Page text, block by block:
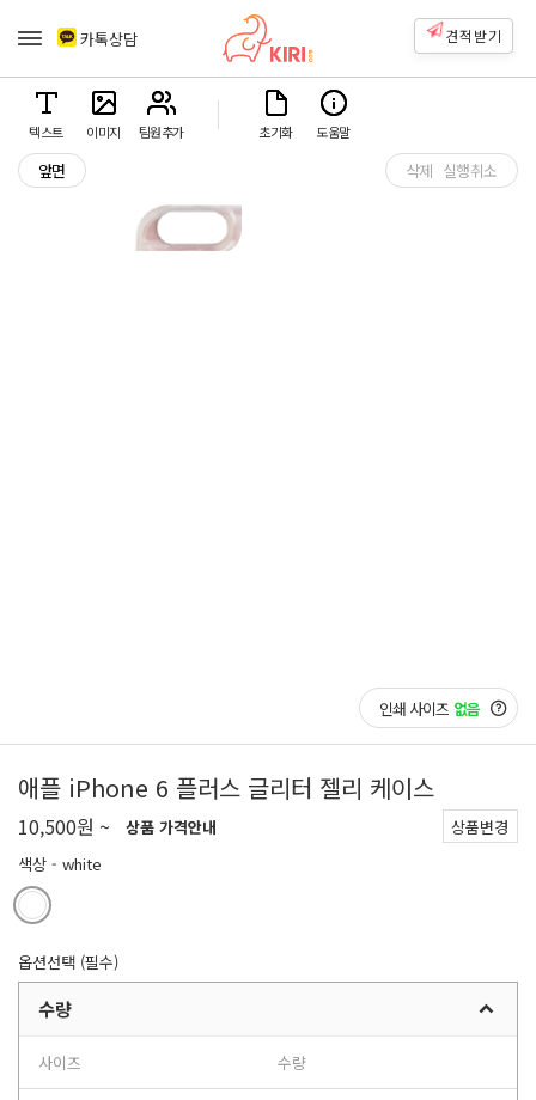
카톡상담 견적받기
텍스트 이미지 팀원추가 초기화 도움말
앞면 삭제 실행취소
인쇄 사이즈 없음
애플 iPhone 6 플러스 글리터 젤리 케이스
10,500원 ~ 상품 가격안내
상품변경
색상 - white
옵션선택 (필수)
수량
사이즈 수량